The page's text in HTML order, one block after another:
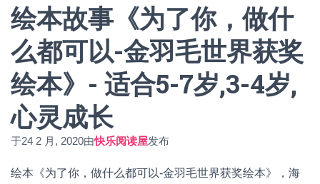
绘本故事《为了你，做什
么都可以-金羽毛世界获奖
绘本》- 适合5-7岁,3-4岁,
心灵成长
于24 2 月, 2020由快乐阅读屋发布
绘本《为了你，做什么都可以-金羽毛世界获奖绘本》，海